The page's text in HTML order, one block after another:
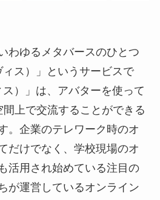
わゆるメタバースのひとつ
ス）」というサービスで
）」は、アバターを使って
上で交流することができる
。企業のテレワーク時のオ
だけでなく、学校現場のオ
活用され始めている注目の
が運営しているオンライン